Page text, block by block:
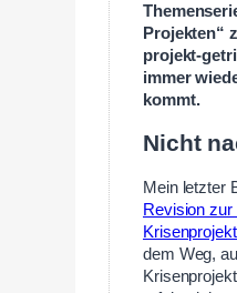
Projekten“
projekt-
immer
kommt.
Nicht
Mein letzter
Revision
dem Weg,